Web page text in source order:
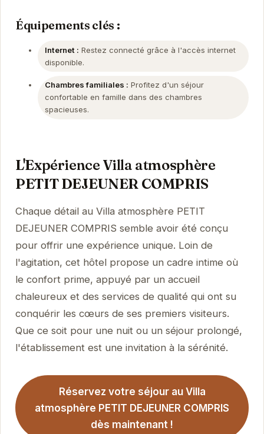
Équipements clés :
Internet : Restez connecté grâce à l'accès internet
disponible.
Chambres familiales : Profitez d'un séjour
confortable en famille dans des chambres
spacieuses.
L'Expérience Villa atmosphère
PETIT DEJEUNER COMPRIS
Chaque détail au Villa atmosphère PETIT
DEJEUNER COMPRIS semble avoir été conçu
pour offrir une expérience unique. Loin de
l'agitation, cet hôtel propose un cadre intime où
le confort prime, appuyé par un accueil
chaleureux et des services de qualité qui ont su
conquérir les cœurs de ses premiers visiteurs.
Que ce soit pour une nuit ou un séjour prolongé,
l'établissement est une invitation à la sérénité.
Réservez votre séjour au Villa
atmosphère PETIT DEJEUNER COMPRIS
dès maintenant !